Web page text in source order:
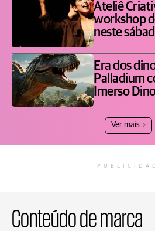
Ateliê
workshop
neste
Era dos
Palladium
Imerso
Ver mais
Conteúdo de marca